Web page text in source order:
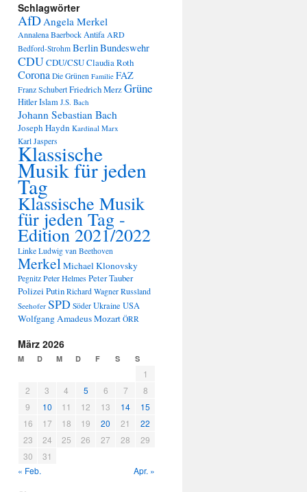
Schlagwörter
AfDAngela Merkel
Annalena BaerbockAntifa ARD
Bedford-Strohm BerlinBundeswehr
CDUCDU/CSUClaudia Roth
Corona Die Grünen Familie FAZ
Franz SchubertFriedrich MerzGrüne
HitlerIslam J.S. Bach
Johann Sebastian Bach
Joseph Haydn Kardinal Marx
Karl Jaspers
Klassische
Musik für jeden
Tag
Klassische Musik
für jeden Tag -
Edition 2021/2022
Linke Ludwig van Beethoven
MerkelMichael Klonovsky
Pegnitz Peter HelmesPeter Tauber
PolizeiPutin Richard Wagner Russland
Seehofer SPD Söder Ukraine USA
Wolfgang Amadeus Mozart ÖRR
März 2026
M D M D F S S
1
2
3 4 5 6 7
8
9
10 11 12 13 14
15
16
17 18 19 20 21
22
23
24 25 26 27 28
29
30
31
« Feb.
Apr. »